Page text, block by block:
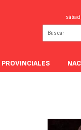
PROVINCIALES